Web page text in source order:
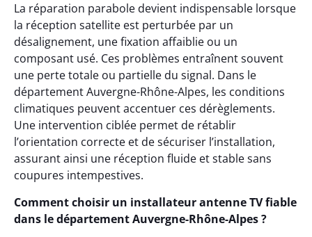
La réparation parabole devient indispensable lorsque
la réception satellite est perturbée par un
désalignement, une fixation affaiblie ou un
composant usé. Ces problèmes entraînent souvent
une perte totale ou partielle du signal. Dans le
département Auvergne-Rhône-Alpes, les conditions
climatiques peuvent accentuer ces dérèglements.
Une intervention ciblée permet de rétablir
l’orientation correcte et de sécuriser l’installation,
assurant ainsi une réception fluide et stable sans
coupures intempestives.
Comment choisir un installateur antenne TV fiable
dans le département Auvergne-Rhône-Alpes ?